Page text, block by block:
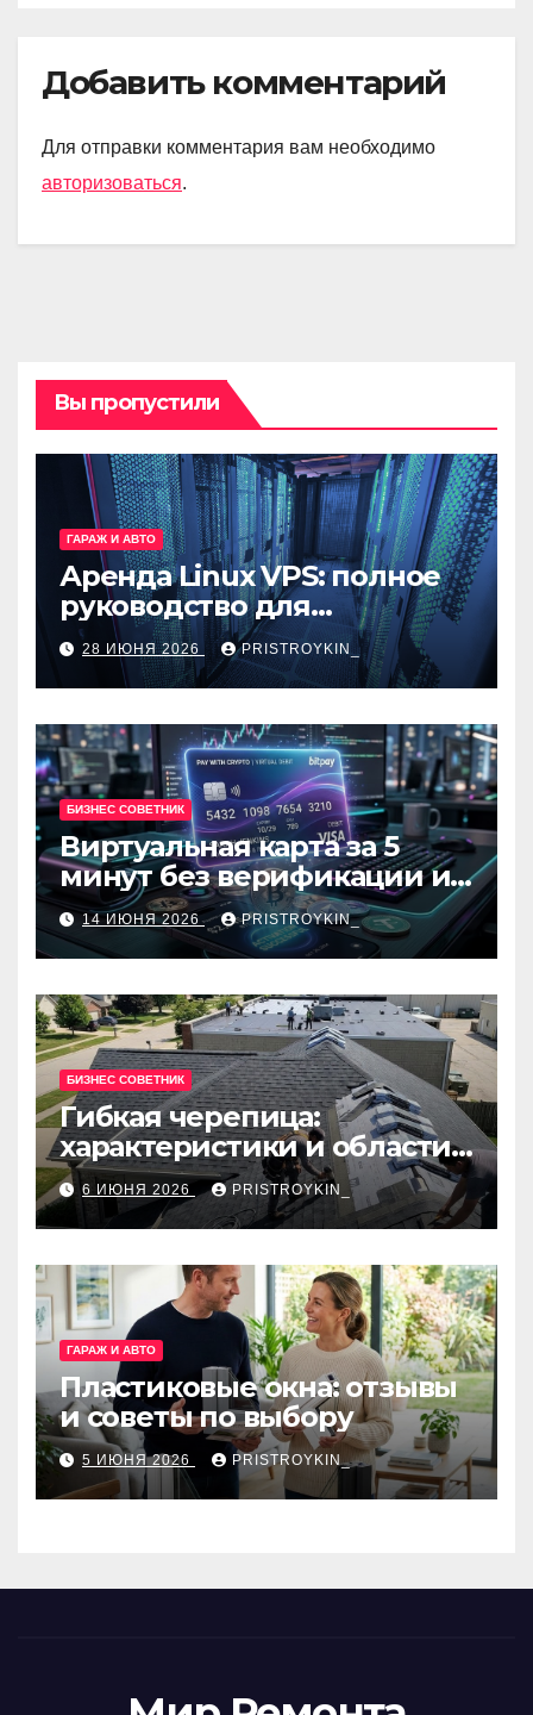
Добавить комментарий
Для отправки комментария вам необходимо
авторизоваться.
Вы пропустили
ГАРАЖ И АВТО
Аренда Linux VPS: полное
руководство для
разработчиков и
администраторов
28 ИЮНЯ 2026 PRISTROYKIN_
БИЗНЕС СОВЕТНИК
Виртуальная карта за 5
минут без верификации и
банков с пополнением в
USDT
14 ИЮНЯ 2026 PRISTROYKIN_
БИЗНЕС СОВЕТНИК
Гибкая черепица:
характеристики и области
применения
6 ИЮНЯ 2026 PRISTROYKIN_
ГАРАЖ И АВТО
Пластиковые окна: отзывы
и советы по выбору
5 ИЮНЯ 2026 PRISTROYKIN_